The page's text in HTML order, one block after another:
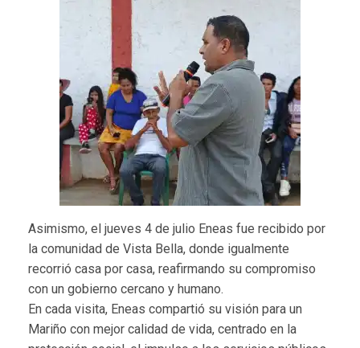
Asimismo, el jueves 4 de julio Eneas fue recibido por
la comunidad de Vista Bella, donde igualmente
recorrió casa por casa, reafirmando su compromiso
con un gobierno cercano y humano.
En cada visita, Eneas compartió su visión para un
Mariño con mejor calidad de vida, centrado en la